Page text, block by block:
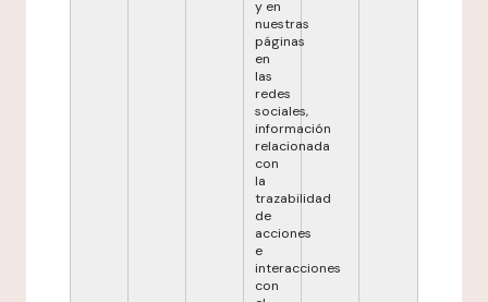
y en
nuestras
páginas
en
las
redes
sociales,
información
relacionada
con
la
trazabilidad
de
acciones
e
interacciones
con